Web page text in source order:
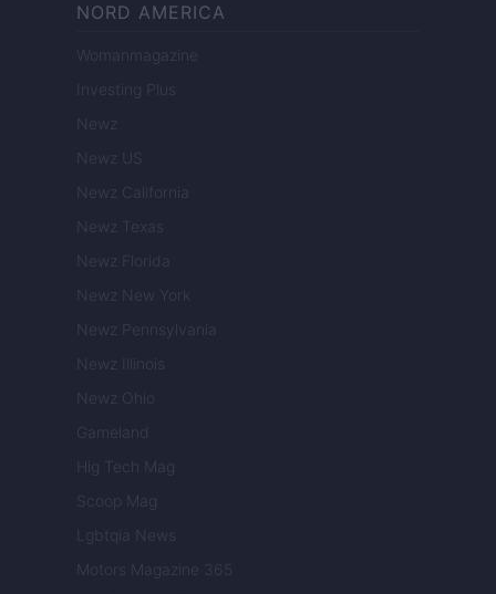
NORD AMERICA
Womanmagazine
Investing Plus
Newz
Newz US
Newz California
Newz Texas
Newz Florida
Newz New York
Newz Pennsylvania
Newz Illinois
Newz Ohio
Gameland
Hig Tech Mag
Scoop Mag
Lgbtqia News
Motors Magazine 365